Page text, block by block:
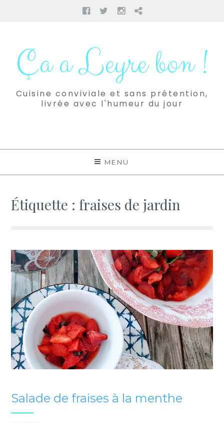
Facebook
TwitterInstagram
Pinterest
contenuÇa a Leyre bon !
Cuisine conviviale et sans prétention,
livrée avec l'humeur du jour
MENU
Étiquette :fraises de jardin
Salade de fraises à la menthe